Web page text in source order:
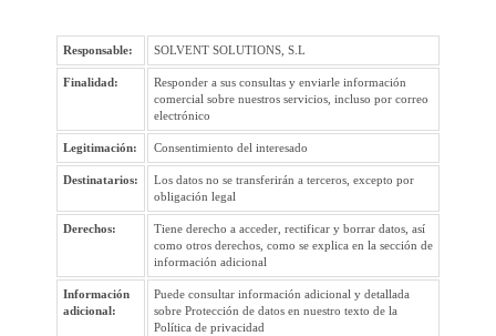
Responsable: SOLVENT SOLUTIONS, S.L
Finalidad:
Responder a sus consultas y enviarle información
comercial sobre nuestros servicios, incluso por correo
electrónico
Legitimación: Consentimiento del interesado
Destinatarios:
Los datos no se transferirán a terceros, excepto por
obligación legal
Derechos:
Tiene derecho a acceder, rectificar y borrar datos, así
como otros derechos, como se explica en la sección de
información adicional
Información
adicional:
Puede consultar información adicional y detallada
sobre Protección de datos en nuestro texto de la
Política de privacidad